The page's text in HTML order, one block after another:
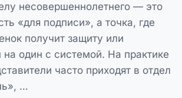
несовершеннолетнего — это
«для подписи», а точка, где
получит защиту или
на один с системой. На практике
часто приходят в отдел
…